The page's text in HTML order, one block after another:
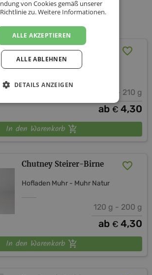
Chutney Pfirisch
Hofladen Muhr - Muhr Natur
120 g - 210 g
ab € 4,30
In den Warenkorb
Chutney Steirer-Birne
Hofladen Muhr - Muhr Natur
120 g - 200 g
ab € 4,30
In den Warenkorb
von Cookies gemäß unserer
zu.Weitere Informationen.
ALLE AKZEPTIEREN
ALLE ABLEHNEN
DETAILS ANZEIGEN